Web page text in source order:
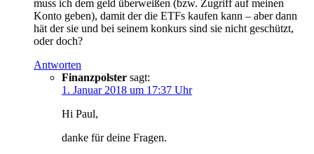
muss ich dem geld überweißen (bzw. Zugriff auf meinen
Konto geben), damit der die ETFs kaufen kann – aber dann
hät der sie und bei seinem konkurs sind sie nicht geschützt,
oder doch?
Antworten
Finanzpolster sagt:
1. Januar 2018 um 17:37 Uhr
Hi Paul,
danke für deine Fragen.